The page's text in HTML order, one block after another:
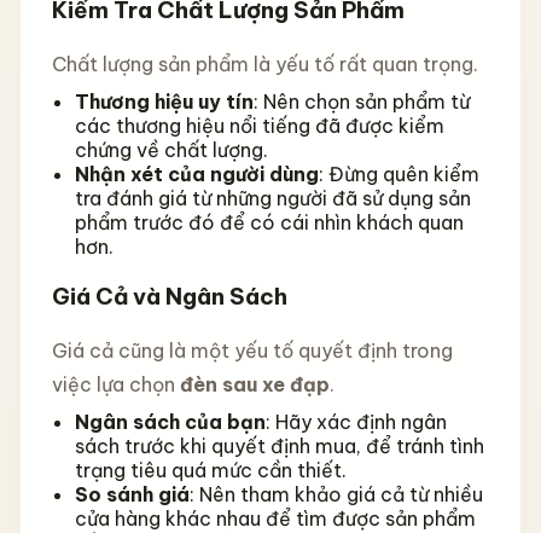
Kiểm Tra Chất Lượng Sản Phẩm
Chất lượng sản phẩm là yếu tố rất quan trọng.
Thương hiệu uy tín: Nên chọn sản phẩm từ
các thương hiệu nổi tiếng đã được kiểm
chứng về chất lượng.
Nhận xét của người dùng: Đừng quên kiểm
tra đánh giá từ những người đã sử dụng sản
phẩm trước đó để có cái nhìn khách quan
hơn.
Giá Cả và Ngân Sách
Giá cả cũng là một yếu tố quyết định trong
việc lựa chọn đèn sau xe đạp.
Ngân sách của bạn: Hãy xác định ngân
sách trước khi quyết định mua, để tránh tình
trạng tiêu quá mức cần thiết.
So sánh giá: Nên tham khảo giá cả từ nhiều
cửa hàng khác nhau để tìm được sản phẩm